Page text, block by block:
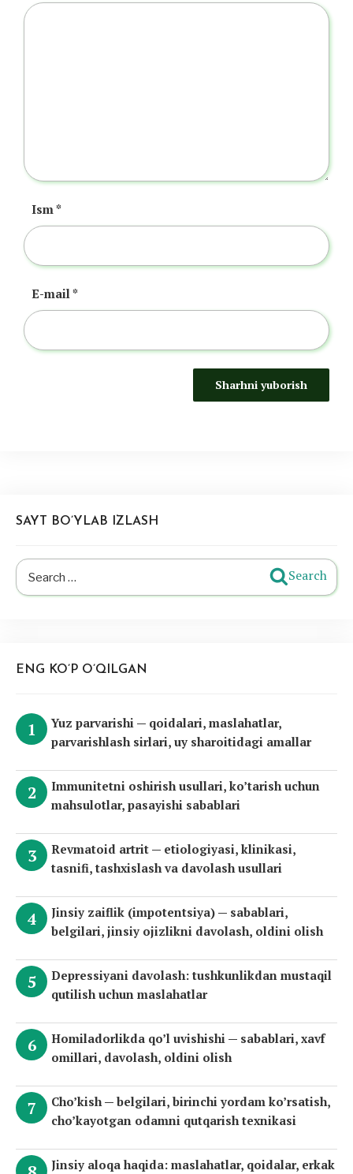
Ism *
E-mail *
SAYT BO’YLAB IZLASH
Search
for:
Search
ENG KO’P O’QILGAN
Yuz parvarishi — qoidalari, maslahatlar,
parvarishlash sirlari, uy sharoitidagi amallar
Immunitetni oshirish usullari, ko’tarish uchun
mahsulotlar, pasayishi sabablari
Revmatoid artrit — etiologiyasi, klinikasi,
tasnifi, tashxislash va davolash usullari
Jinsiy zaiflik (impotentsiya) — sabablari,
belgilari, jinsiy ojizlikni davolash, oldini olish
Depressiyani davolash: tushkunlikdan mustaqil
qutilish uchun maslahatlar
Homiladorlikda qo’l uvishishi — sabablari, xavf
omillari, davolash, oldini olish
Cho’kish — belgilari, birinchi yordam ko’rsatish,
cho’kayotgan odamni qutqarish texnikasi
Jinsiy aloqa haqida: maslahatlar, qoidalar, erkak